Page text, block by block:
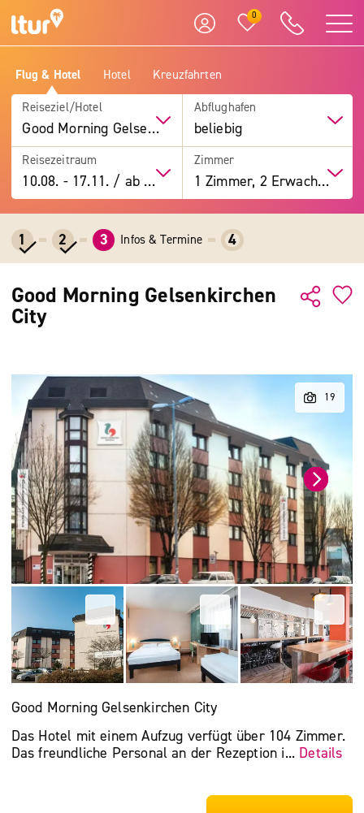
0
Flug & Hotel Hotel Kreuzfahrten
Reiseziel/Hotel
Good Morning Gelsenkirchen City
Abflughafen
beliebig
Reisezeitraum
10.08. -17.11. / ab 7 Tage
Zimmer
1 Zimmer, 2 Erwachsene
1 2 3 Infos & Termine 4
Good Morning Gelsenkirchen
City
Good Morning Gelsenkirchen City
Das Hotel mit einem Aufzug verfügt über 104 Zimmer.
Das freundliche Personal an der Rezeption i... Details